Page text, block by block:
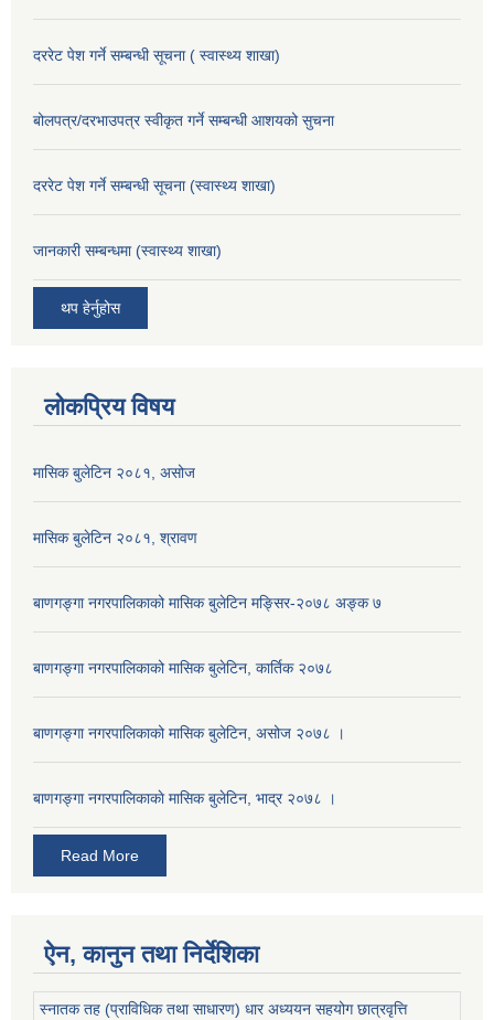
दररेट पेश गर्ने सम्बन्धी सूचना ( स्वास्थ्य शाखा)
बोलपत्र/दरभाउपत्र स्वीकृत गर्ने सम्बन्धी आशयको सुचना
दररेट पेश गर्ने सम्बन्धी सूचना (स्वास्थ्य शाखा)
जानकारी सम्बन्धमा (स्वास्थ्य शाखा)
थप हेर्नुहोस
लोकप्रिय विषय
मासिक बुलेटिन २०८१, असोज
मासिक बुलेटिन २०८१, श्रावण
बाणगङ्गा नगरपालिकाको मासिक बुलेटिन मङ्सिर-२०७८ अङ्क ७
बाणगङ्गा नगरपालिकाको मासिक बुलेटिन, कार्तिक २०७८
बाणगङ्गा नगरपालिकाको मासिक बुलेटिन, असोज २०७८ ।
बाणगङ्गा नगरपालिकाकाे मासिक बुलेटिन, भाद्र २०७८ ।
Read More
ऐन, कानुन तथा निर्देशिका
स्नातक तह (प्राविधिक तथा साधारण) धार अध्ययन सहयोग छात्रवृत्ति